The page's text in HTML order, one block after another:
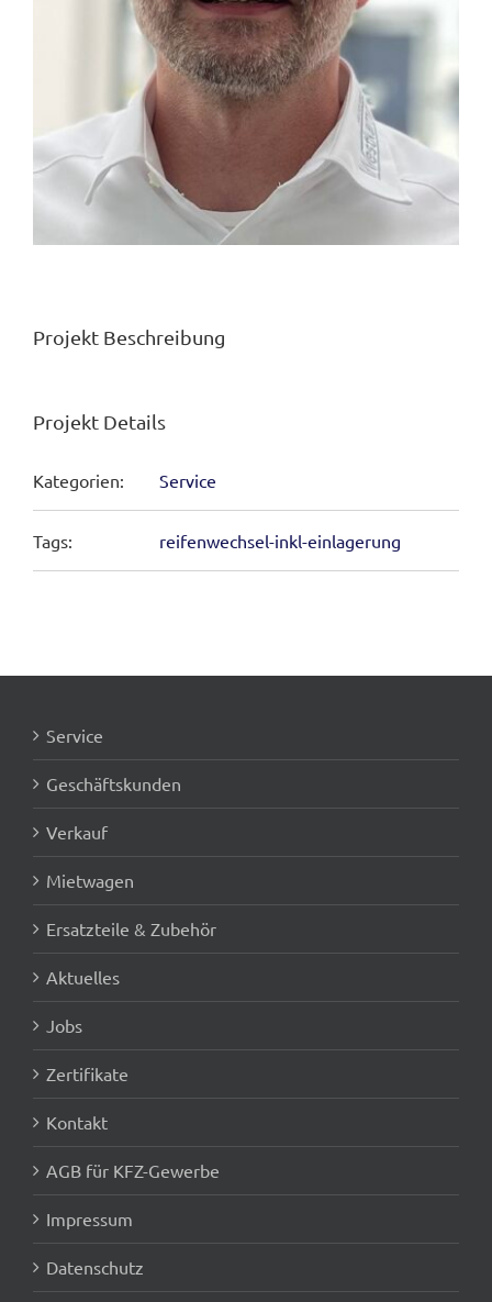
Projekt Beschreibung
Projekt Details
Kategorien: Service
Tags: reifenwechsel-inkl-einlagerung
Service
Geschäftskunden
Verkauf
Mietwagen
Ersatzteile & Zubehör
Aktuelles
Jobs
Zertifikate
Kontakt
AGB für KFZ-Gewerbe
Impressum
Datenschutz